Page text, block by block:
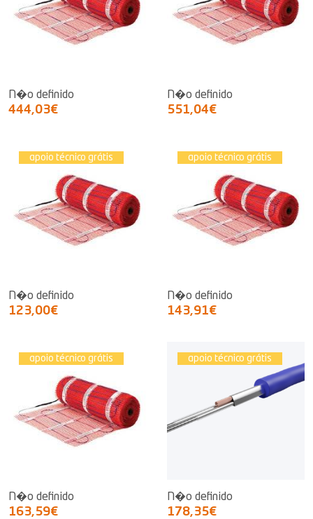
N�o definido
444,03€
N�o definido
551,04€
apoio técnico grátis
N�o definido
123,00€
apoio técnico grátis
N�o definido
143,91€
apoio técnico grátis
N�o definido
163,59€
apoio técnico grátis
N�o definido
178,35€